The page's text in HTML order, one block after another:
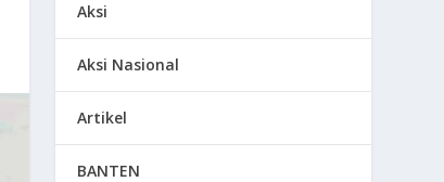
Aksi
Aksi Nasional
Artikel
BANTEN